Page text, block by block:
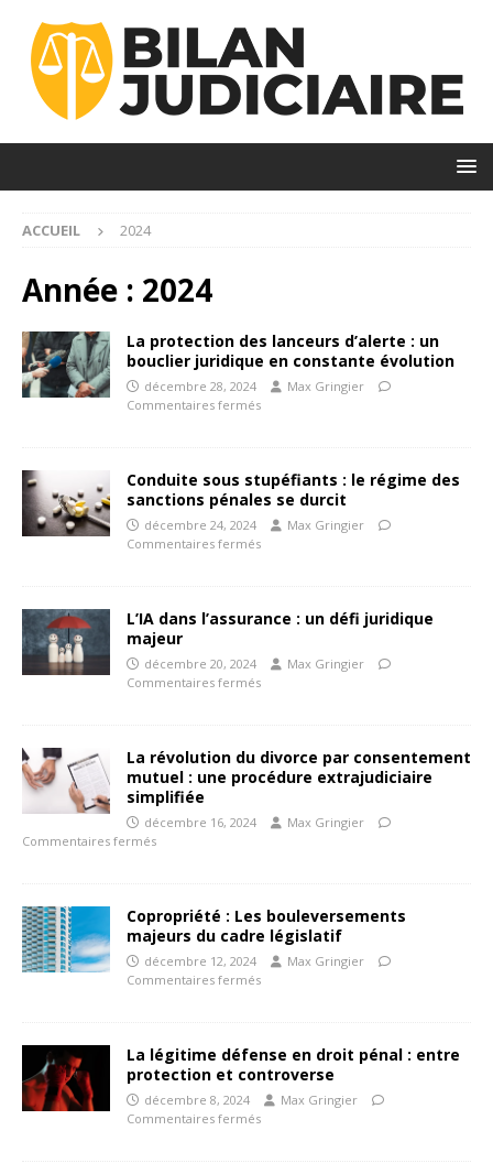
ACCUEIL 2024
Année : 2024
La protection des lanceurs d’alerte : un
bouclier juridique en constante évolution
décembre 28, 2024
Max Gringier
Commentaires fermés
Conduite sous stupéfiants : le régime des
sanctions pénales se durcit
décembre 24, 2024
Max Gringier
Commentaires fermés
L’IA dans l’assurance : un défi juridique
majeur
décembre 20, 2024
Max Gringier
Commentaires fermés
La révolution du divorce par consentement
mutuel : une procédure extrajudiciaire
simplifiée
décembre 16, 2024
Max Gringier
Commentaires fermés
Copropriété : Les bouleversements
majeurs du cadre législatif
décembre 12, 2024
Max Gringier
Commentaires fermés
La légitime défense en droit pénal : entre
protection et controverse
décembre 8, 2024
Max Gringier
Commentaires fermés